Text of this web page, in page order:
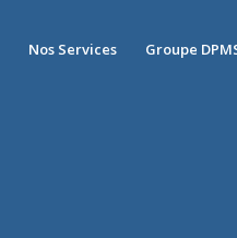
Nos Services Groupe